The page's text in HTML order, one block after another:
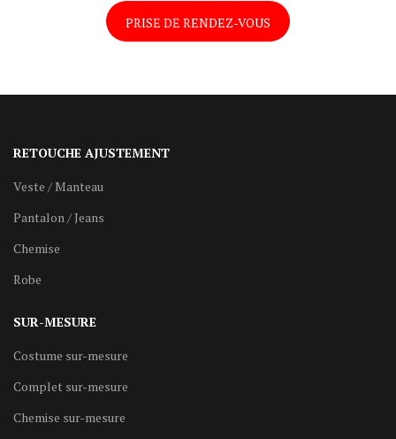
PRISE DE RENDEZ-VOUS
RETOUCHE AJUSTEMENT
Veste / Manteau
Pantalon / Jeans
Chemise
Robe
SUR-MESURE
Costume sur-mesure
Complet sur-mesure
Chemise sur-mesure